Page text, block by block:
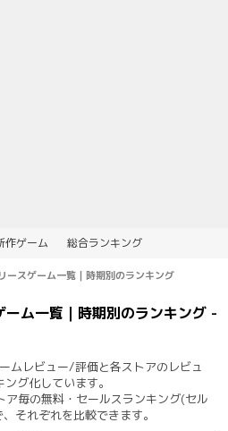
作ゲーム 総合ランキング
ースゲーム一覧｜時期別のランキング
ム一覧｜時期別のランキング -
ムレビュー/評価と各ストアのレビュ
グ化しています。
毎の無料・セールスランキング(セル
それぞれを比較できます。